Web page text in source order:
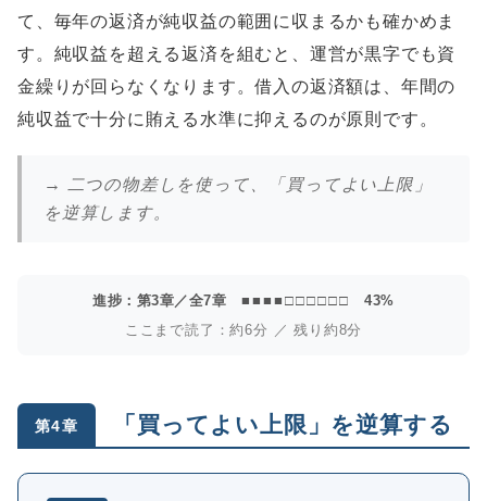
て、毎年の返済が純収益の範囲に収まるかも確かめま
す。純収益を超える返済を組むと、運営が黒字でも資
金繰りが回らなくなります。借入の返済額は、年間の
純収益で十分に賄える水準に抑えるのが原則です。
→ 二つの物差しを使って、「買ってよい上限」
を逆算します。
進捗：第3章／全7章■■■■□□□□□□
43%
ここまで読了：約6分 ／ 残り約8分
第4章 「買ってよい上限」を逆算する